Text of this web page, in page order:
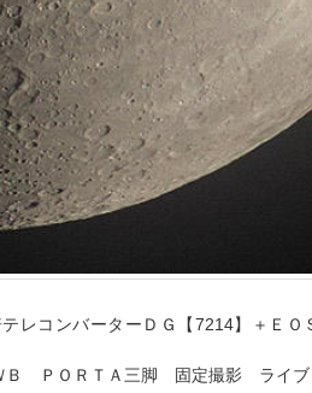
テレコンバーターＤＧ【7214】＋
ＰＯＲＴＡ三脚 固定撮影 ライブ